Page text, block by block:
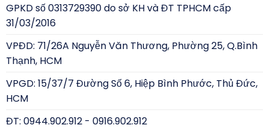
GPKD số 0313729390 do sở KH và ĐT TPHCM cấp
31/03/2016
VPĐD: 71/26A Nguyễn Văn Thương, Phường 25, Q.Bình
Thạnh, HCM
VPGD: 15/37/7 Đường Số 6, Hiệp Bình Phước, Thủ Đức,
HCM
ĐT: 0944.902.912 - 0916.902.912